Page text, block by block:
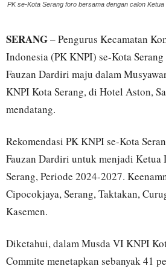
PK se-Kota Serang foro bersama dengan calon
SERANG– Pengurus Kecamatan
Indonesia (PK KNPI) se-Kota
Fauzan Dardiri maju dalam
KNPI Kota Serang, di Hotel Aston,
mendatang.
Rekomendasi PK KNPI se-Kota
Fauzan Dardiri untuk menjadi Ketua
Serang, Periode 2024-2027.
Cipocokjaya, Serang, Taktakan,
Kasemen.
Diketahui, dalam Musda VI KNPI
Commite menetapkan sebanyak 41